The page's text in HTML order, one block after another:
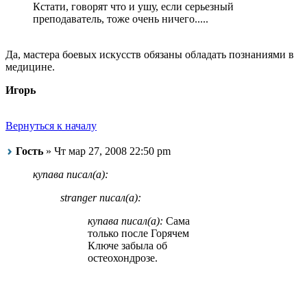
Кстати, говорят что и ушу, если серьезный
преподаватель, тоже очень ничего.....
Да, мастера боевых искусств обязаны обладать познаниями в
медицине.
Игорь
Вернуться к началу
Гость » Чт мар 27, 2008 22:50 pm
купава писал(а):
stranger писал(а):
купава писал(а): Сама
только после Горячем
Ключе забыла об
остеохондрозе.